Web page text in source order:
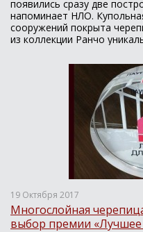
появились сразу две
напоминает НЛО.
сооружений покрыта
из коллекции Ранчо
19 Октября 2017
Многослойная
выбор премии «Лучшее